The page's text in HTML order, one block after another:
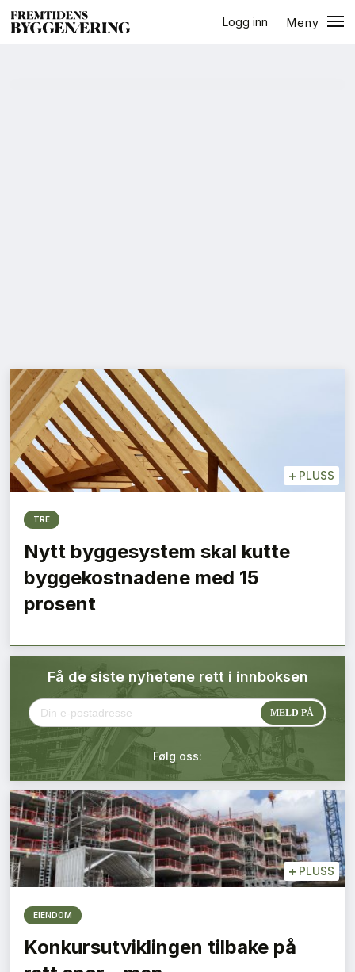
Logg inn
Meny
Bærekraft
Digitalisering
Eiendom
Tips redaksjonen
Annonsering
Abonnement Pluss
Kontakt oss
Login
halvår
+ PLUSS
TRE
Nytt byggesystem skal kutte
byggekostnadene med 15
prosent
Få de siste nyhetene rett i innboksen
Følg oss:
+ PLUSS
EIENDOM
Konkursutviklingen tilbake på